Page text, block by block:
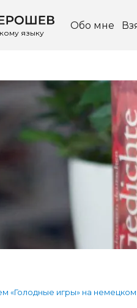
языку
Обо мне
«Голодные игры» на немецком